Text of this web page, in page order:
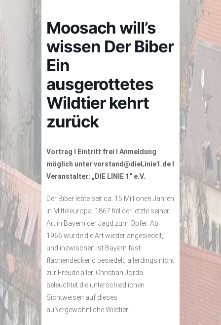
Moosach will’s
wissen Der Biber
Ein
ausgerottetes
Wildtier kehrt
zurück
Vortrag I Eintritt frei I Anmeldung
möglich unter vorstand@dieLinie1.de I
Veranstalter: „DIE LINIE 1“ e.V.
Der Biber lebte seit ca. 15 Millionen Jahren
in Mitteleuropa. 1867 fiel der letzte seiner
Art in Bayern der Jagd zum Opfer. Ab
1966 wurde die Art wieder angesiedelt,
und inzwischen ist Bayern fast
flächendeckend besiedelt, allerdings nicht
zur Freude aller. Christian Jorda
beleuchtet die unterschiedlichen
Sichtweisen auf dieses
außergewöhnliche Wildtier.